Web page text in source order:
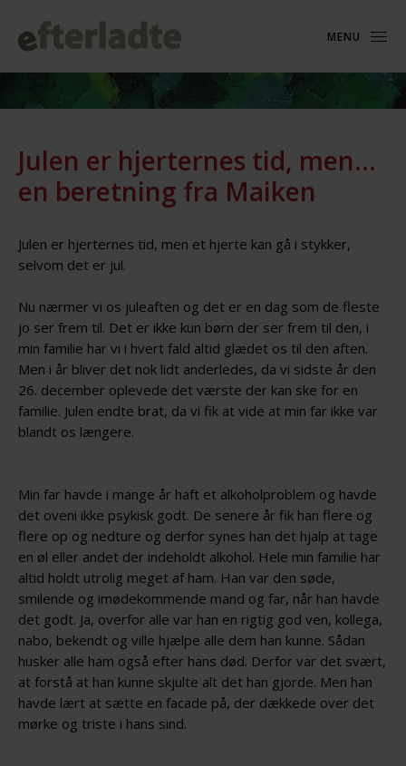
MENU
Julen er hjerternes tid, men…
en beretning fra Maiken
Julen er hjerternes tid, men et hjerte kan gå i stykker,
selvom det er jul.
Nu nærmer vi os juleaften og det er en dag som de fleste
jo ser frem til. Det er ikke kun børn der ser frem til den, i
min familie har vi i hvert fald altid glædet os til den aften.
Men i år bliver det nok lidt anderledes, da vi sidste år den
26. december oplevede det værste der kan ske for en
familie. Julen endte brat, da vi fik at vide at min far ikke var
blandt os længere.
Min far havde i mange år haft et alkoholproblem og havde
det oveni ikke psykisk godt. De senere år fik han flere og
flere op og nedture og derfor synes han det hjalp at tage
en øl eller andet der indeholdt alkohol. Hele min familie har
altid holdt utrolig meget af ham. Han var den søde,
smilende og imødekommende mand og far, når han havde
det godt. Ja, overfor alle var han en rigtig god ven, kollega,
nabo, bekendt og ville hjælpe alle dem han kunne. Sådan
husker alle ham også efter hans død. Derfor var det svært,
at forstå at han kunne skjulte alt det han gjorde. Men han
havde lært at sætte en facade på, der dækkede over det
mørke og triste i hans sind.